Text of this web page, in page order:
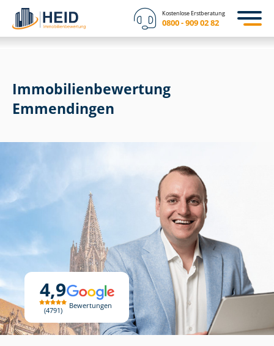
Kostenlose Erstberatung
0800 - 909 02 82
4,9
4791
Bewertungen
Immobilien­bewertung
Emmendingen